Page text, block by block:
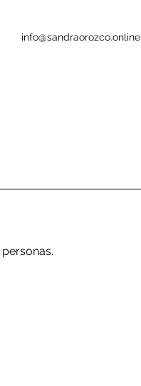
info@sandraorozco.online